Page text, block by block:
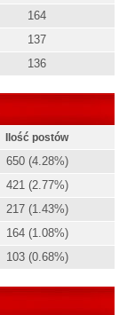
164
137
136
Ilość postów
650 (4.28%)
421 (2.77%)
217 (1.43%)
164 (1.08%)
103 (0.68%)